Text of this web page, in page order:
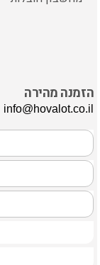
הזמנה מהירה
info@hovalot.co.il